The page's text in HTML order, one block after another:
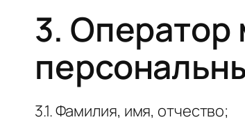
3.
3.1. Фамилия, имя, отчество;